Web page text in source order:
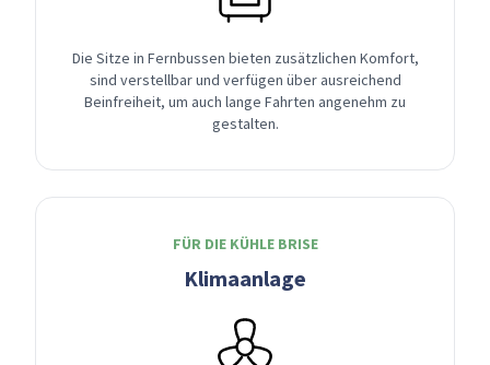
Die Sitze in Fernbussen bieten zusätzlichen Komfort,
sind verstellbar und verfügen über ausreichend
Beinfreiheit, um auch lange Fahrten angenehm zu
gestalten.
FÜR DIE KÜHLE BRISE
Klimaanlage